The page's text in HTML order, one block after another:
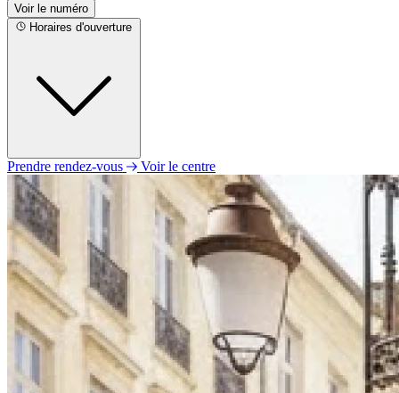
Voir le numéro
Horaires d'ouverture
Lundi
Fermé
Mardi
Fermé
Mercredi
09h00 - 12h30
13h30 - 17h30
Jeudi
09h00 - 12h30
13h30 - 17h30
Vendredi
Samedi
Prendre rendez-vous Voir le centre